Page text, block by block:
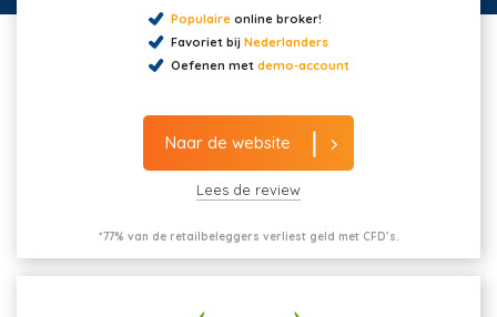
Populaireonline broker!
Favoriet bij Nederlanders
Oefenen met demo-account
Naar de website
Lees de review
*77% van de retailbeleggers verliest geld met CFD’s.